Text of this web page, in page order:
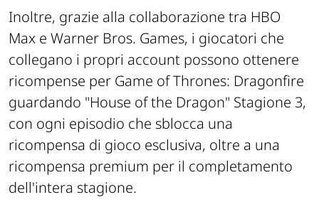
Inoltre, grazie alla collaborazione tra HBO
Max e Warner Bros. Games, i giocatori che
collegano i propri account possono ottenere
ricompense per Game of Thrones: Dragonfire
guardando "House of the Dragon" Stagione 3,
con ogni episodio che sblocca una
ricompensa di gioco esclusiva, oltre a una
ricompensa premium per il completamento
dell'intera stagione.